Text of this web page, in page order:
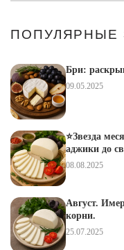
ПОПУЛЯРНЫЕ
Бри:
09.05.2025
⭐️Звезда
аджики до
08.08.2025
Август.
корни.
25.07.2025